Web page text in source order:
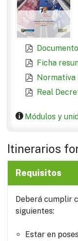
Ficha
Normativa
Real
Módulos y
Itinerarios
Requisitos
Deberá cumplir
siguientes:
Estar en